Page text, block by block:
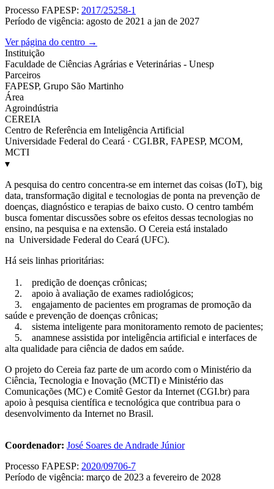
Processo FAPESP: 2017/25258-1
Período de vigência: agosto de 2021 a jan de 2027
Ver página do centro →
Instituição
Faculdade de Ciências Agrárias e Veterinárias - Unesp
Parceiros
FAPESP, Grupo São Martinho
Área
Agroindústria
CEREIA
Centro de Referência em Inteligência Artificial
Universidade Federal do Ceará · CGI.BR, FAPESP, MCOM,
MCTI
▾
A pesquisa do centro concentra-se em internet das coisas (IoT), big
data, transformação digital e tecnologias de ponta na prevenção de
doenças, diagnóstico e terapias de baixo custo. O centro também
busca fomentar discussões sobre os efeitos dessas tecnologias no
ensino, na pesquisa e na extensão. O Cereia está instalado
na Universidade Federal do Ceará (UFC).
Há seis linhas prioritárias:
1. predição de doenças crônicas;
2. apoio à avaliação de exames radiológicos;
3. engajamento de pacientes em programas de promoção da
saúde e prevenção de doenças crônicas;
4. sistema inteligente para monitoramento remoto de pacientes;
5. anamnese assistida por inteligência artificial e interfaces de
alta qualidade para ciência de dados em saúde.
O projeto do Cereia faz parte de um acordo com o Ministério da
Ciência, Tecnologia e Inovação (MCTI) e Ministério das
Comunicações (MC) e Comitê Gestor da Internet (CGI.br) para
apoio à pesquisa científica e tecnológica que contribua para o
desenvolvimento da Internet no Brasil.
Coordenador: José Soares de Andrade Júnior
Processo FAPESP: 2020/09706-7
Período de vigência: março de 2023 a fevereiro de 2028